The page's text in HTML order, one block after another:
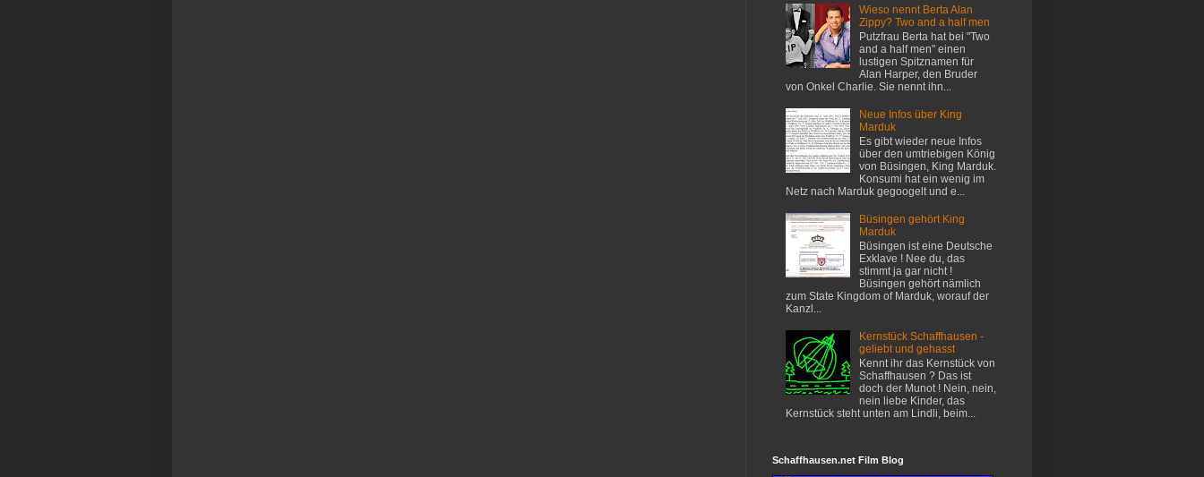
Wieso nennt Berta Alan
Zippy? Two and a half men
Putzfrau Berta hat bei "Two
and a half men" einen
lustigen Spitznamen für
Alan Harper, den Bruder
von Onkel Charlie. Sie nennt ihn...
Neue Infos über King
Marduk
Es gibt wieder neue Infos
über den umtriebigen König
von Büsingen, King Marduk.
Konsumi hat ein wenig im
Netz nach Marduk gegoogelt und e...
Büsingen gehört King
Marduk
Büsingen ist eine Deutsche
Exklave ! Nee du, das
stimmt ja gar nicht !
Büsingen gehört nämlich
zum State Kingdom of Marduk, worauf der
Kanzl...
Kernstück Schaffhausen -
geliebt und gehasst
Kennt ihr das Kernstück von
Schaffhausen ? Das ist
doch der Munot ! Nein, nein,
nein liebe Kinder, das
Kernstück steht unten am Lindli, beim...
Schaffhausen.net Film Blog